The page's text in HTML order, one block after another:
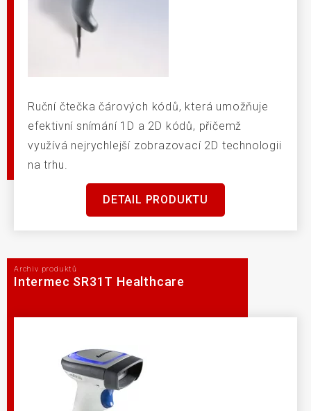
Ruční čtečka čárových kódů, která umožňuje
efektivní snímání 1D a 2D kódů, přičemž
využívá nejrychlejší zobrazovací 2D technologii
na trhu.
DETAIL PRODUKTU
Archiv produktů
Intermec SR31T Healthcare